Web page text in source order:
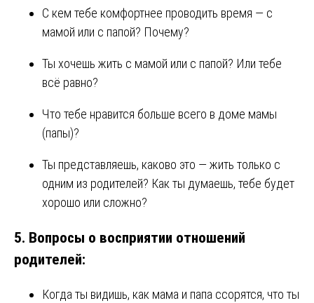
С кем тебе комфортнее проводить время — с
мамой или с папой? Почему?
Ты хочешь жить с мамой или с папой? Или тебе
всё равно?
Что тебе нравится больше всего в доме мамы
(папы)?
Ты представляешь, каково это — жить только с
одним из родителей? Как ты думаешь, тебе будет
хорошо или сложно?
5. Вопросы о восприятии отношений
родителей:
Когда ты видишь, как мама и папа ссорятся, что ты